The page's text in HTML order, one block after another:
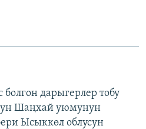
дарыгерлер тобу
Шаңхай уюмунун
Ысыккөл облусун